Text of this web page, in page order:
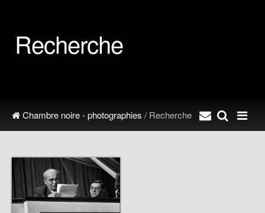
Recherche
Chambre noire - photographies / Recherche